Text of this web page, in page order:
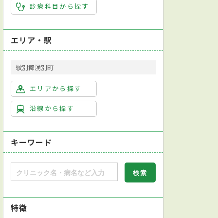
診療科目から探す
エリア・駅
紋別郡湧別町
エリアから探す
沿線から探す
キーワード
特徴